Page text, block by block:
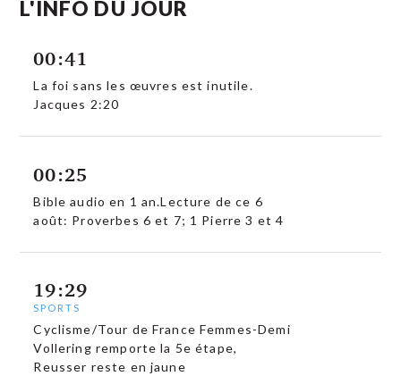
L'INFO DU JOUR
00:41
La foi sans les œuvres est inutile.
Jacques 2:20
00:25
Bible audio en 1 an.Lecture de ce 6
août: Proverbes 6 et 7; 1 Pierre 3 et 4
19:29
SPORTS
Cyclisme/Tour de France Femmes-Demi
Vollering remporte la 5e étape,
Reusser reste en jaune